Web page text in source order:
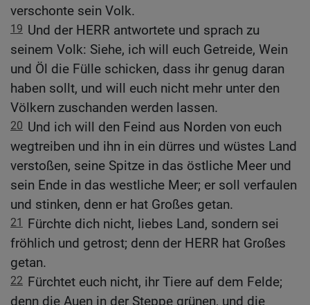
verschonte sein Volk.
19 Und der HERR antwortete und sprach zu
seinem Volk: Siehe, ich will euch Getreide, Wein
und Öl die Fülle schicken, dass ihr genug daran
haben sollt, und will euch nicht mehr unter den
Völkern zuschanden werden lassen.
20 Und ich will den Feind aus Norden von euch
wegtreiben und ihn in ein dürres und wüstes Land
verstoßen, seine Spitze in das östliche Meer und
sein Ende in das westliche Meer; er soll verfaulen
und stinken, denn er hat Großes getan.
21 Fürchte dich nicht, liebes Land, sondern sei
fröhlich und getrost; denn der HERR hat Großes
getan.
22 Fürchtet euch nicht, ihr Tiere auf dem Felde;
denn die Auen in der Steppe grünen, und die